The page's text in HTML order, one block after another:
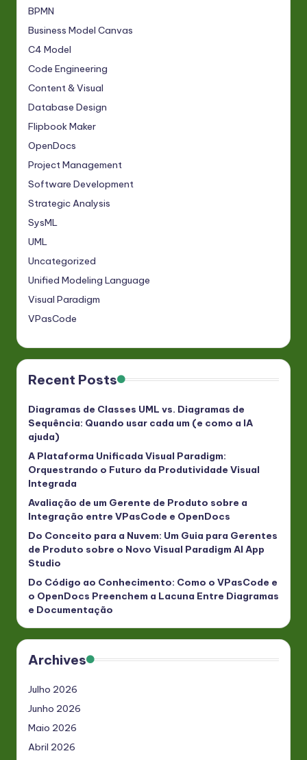
BPMN
Business Model Canvas
C4 Model
Code Engineering
Content & Visual
Database Design
Flipbook Maker
OpenDocs
Project Management
Software Development
Strategic Analysis
SysML
UML
Uncategorized
Unified Modeling Language
Visual Paradigm
VPasCode
Recent Posts
Diagramas de Classes UML vs. Diagramas de
Sequência: Quando usar cada um (e como a IA
ajuda)
A Plataforma Unificada Visual Paradigm:
Orquestrando o Futuro da Produtividade Visual
Integrada
Avaliação de um Gerente de Produto sobre a
Integração entre VPasCode e OpenDocs
Do Conceito para a Nuvem: Um Guia para Gerentes
de Produto sobre o Novo Visual Paradigm AI App
Studio
Do Código ao Conhecimento: Como o VPasCode e
o OpenDocs Preenchem a Lacuna Entre Diagramas
e Documentação
Archives
Julho 2026
Junho 2026
Maio 2026
Abril 2026